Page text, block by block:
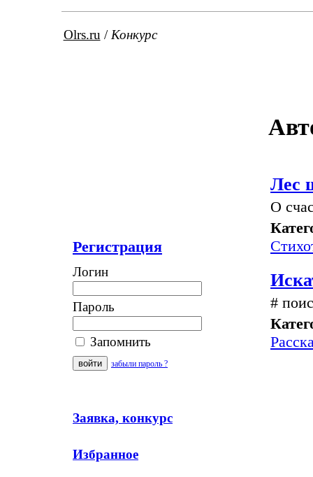
Olrs.ru / Конкурс
Регистрация
Логин
Пароль
Запомнить
забыли пароль ?
Заявка, конкурс
Избранное
Лес
О
#